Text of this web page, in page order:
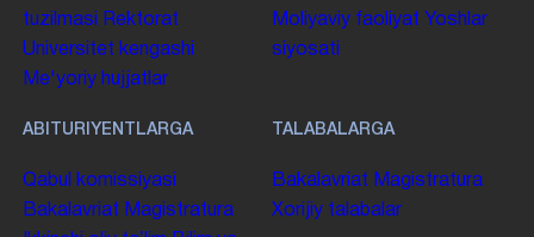
tuzilmasi Rektorat
Universitet kengashi
Me'yoriy hujjatlar
Moliyaviy faoliyat Yoshlar
siyosati
ABITURIYENTLARGA
Qabul komissiyasi
Bakalavriat Magistratura
TALABALARGA
Bakalavriat Magistratura
Xorijiy talabalar